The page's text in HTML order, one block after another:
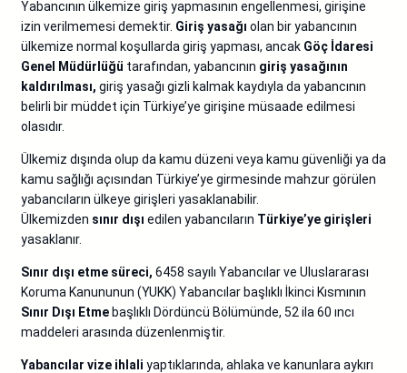
Yabancının ülkemize giriş yapmasının engellenmesi, girişine
izin verilmemesi demektir. Giriş yasağı olan bir yabancının
ülkemize normal koşullarda giriş yapması, ancak Göç İdaresi
Genel Müdürlüğü tarafından, yabancının giriş yasağının
kaldırılması, giriş yasağı gizli kalmak kaydıyla da yabancının
belirli bir müddet için Türkiye’ye girişine müsaade edilmesi
olasıdır.
Ülkemiz dışında olup da kamu düzeni veya kamu güvenliği ya da
kamu sağlığı açısından Türkiye’ye girmesinde mahzur görülen
yabancıların ülkeye girişleri yasaklanabilir.
Ülkemizden sınır dışı edilen yabancıların Türkiye’ye girişleri
yasaklanır.
Sınır dışı etme süreci, 6458 sayılı Yabancılar ve Uluslararası
Koruma Kanununun (YUKK) Yabancılar başlıklı İkinci Kısmının
Sınır Dışı Etmebaşlıklı Dördüncü Bölümünde, 52 ila 60 ıncı
maddeleri arasında düzenlenmiştir.
Yabancılar vize ihlali yaptıklarında, ahlaka ve kanunlara aykırı